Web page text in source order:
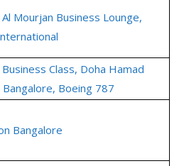
Mourjan Business Lounge,
Class, Doha Hamad
Boeing 787
Bangalore